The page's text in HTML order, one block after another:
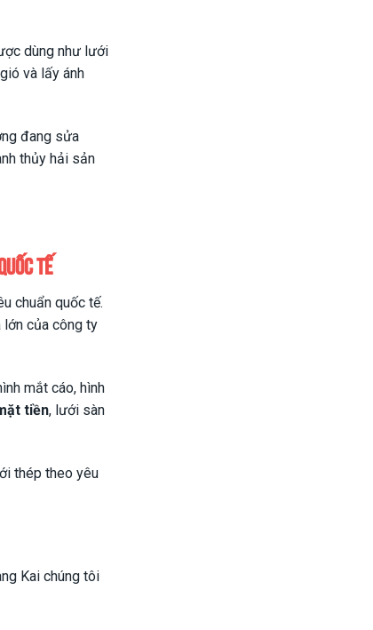
dùng như lưới
và lấy ánh
đang sửa
thủy hải sản
tế
chuẩn quốc tế.
lớn của công ty
mắt cáo, hình
tiền, lưới sàn
thép theo yêu
Kai chúng tôi